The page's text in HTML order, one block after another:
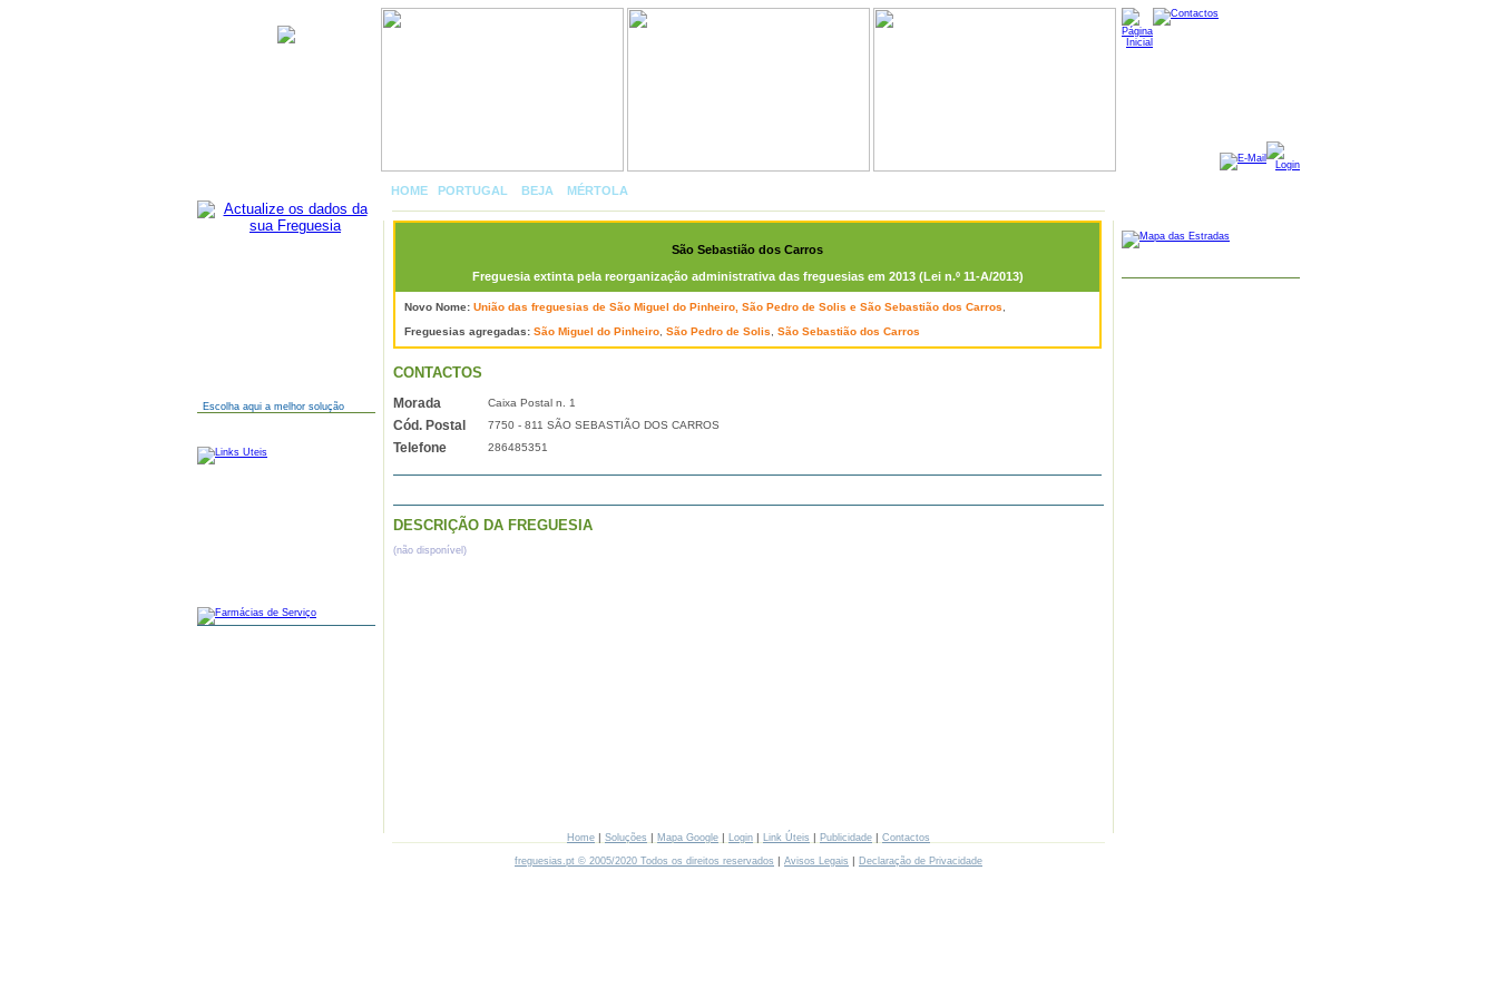
Escolha aqui a melhor solução
HOME PORTUGAL BEJA MÉRTOLA
São Sebastião dos Carros
Freguesia extinta pela reorganização administrativa das freguesias em 2013 (Lei n.º 11-A/2013)
Novo Nome: União das freguesias de São Miguel do Pinheiro, São Pedro de Solis e São Sebastião dos Carros
Freguesias agregadas: São Miguel do Pinheiro São Pedro de Solis São Sebastião dos Carros
CONTACTOS
Morada Caixa Postal n. 1
Cód. Postal 7750 - 811 SÃO SEBASTIÃO DOS CARROS
Telefone 286485351
DESCRIÇÃO DA FREGUESIA
(não disponível)
Home | Soluções | Mapa Google | Login | Link Úteis | Publicidade | Contactos
freguesias.pt © 2005/2020 Todos os direitos reservados | Avisos Legais | Declaração de Privacidade